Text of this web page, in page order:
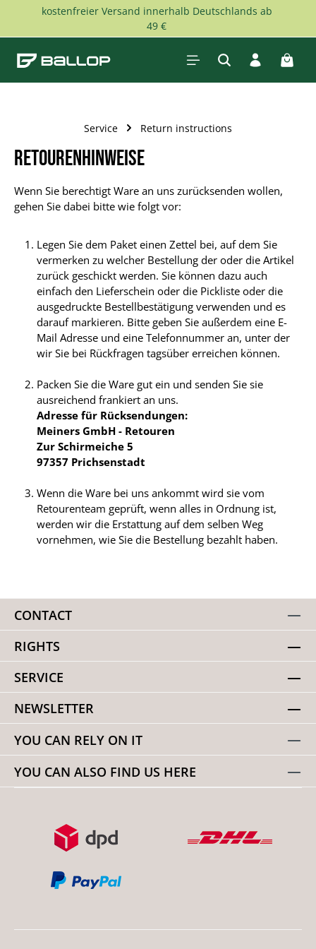
Skip to main content
kostenfreier Versand innerhalb Deutschlands ab
49 €
Service Return instructions
Retourenhinweise
Wenn Sie berechtigt Ware an uns zurücksenden wollen,
gehen Sie dabei bitte wie folgt vor:
Legen Sie dem Paket einen Zettel bei, auf dem Sie
vermerken zu welcher Bestellung der oder die Artikel
zurück geschickt werden. Sie können dazu auch
einfach den Lieferschein oder die Pickliste oder die
ausgedruckte Bestellbestätigung verwenden und es
darauf markieren. Bitte geben Sie außerdem eine E-
Mail Adresse und eine Telefonnummer an, unter der
wir Sie bei Rückfragen tagsüber erreichen können.
Packen Sie die Ware gut ein und senden Sie sie
ausreichend frankiert an uns.
Adresse für Rücksendungen:
Meiners GmbH - Retouren
Zur Schirmeiche 5
97357 Prichsenstadt
Wenn die Ware bei uns ankommt wird sie vom
Retourenteam geprüft, wenn alles in Ordnung ist,
werden wir die Erstattung auf dem selben Weg
vornehmen, wie Sie die Bestellung bezahlt haben.
CONTACT
RIGHTS
SERVICE
NEWSLETTER
YOU CAN RELY ON IT
YOU CAN ALSO FIND US HERE